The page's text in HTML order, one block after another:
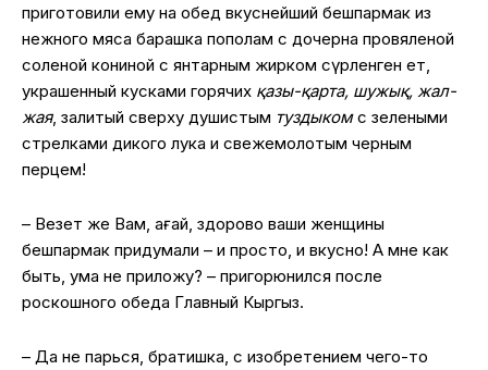
приготовили ему на обед вкуснейший бешпармак из
нежного мяса барашка пополам с дочерна провяленой
соленой кониной с янтарным жирком сүрленген ет,
украшенный кусками горячих қазы-қарта, шужық, жал-
жая, залитый сверху душистым туздыкомс зелеными
стрелками дикого лука и свежемолотым черным
перцем!
– Везет же Вам, ағай, здорово ваши женщины
бешпармак придумали – и просто, и вкусно! А мне как
быть, ума не приложу? – пригорюнился после
роскошного обеда Главный Кыргыз.
– Да не парься, братишка, с изобретением чего-то